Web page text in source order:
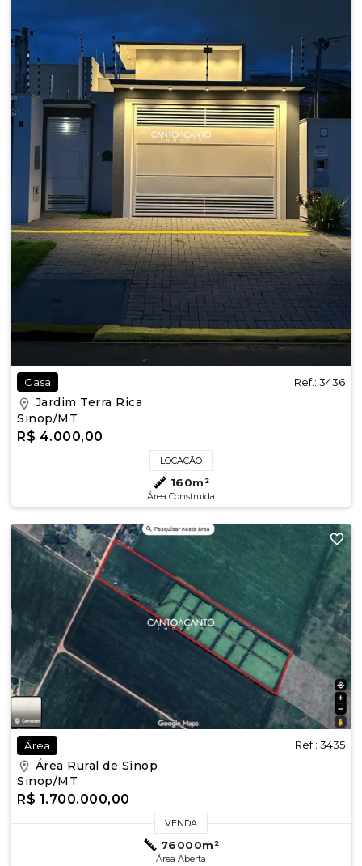
Casa Ref.: 3436
Jardim Terra Rica
Sinop/MT
R$ 4.000,00
LOCAÇÃO
160m²
Área Construída
Área Ref.: 3435
Área Rural de Sinop
Sinop/MT
R$ 1.700.000,00
VENDA
76000m²
Área Aberta